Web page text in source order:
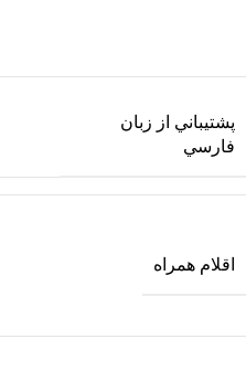
پشتيباني از زبان
فارسي
اقلام همراه